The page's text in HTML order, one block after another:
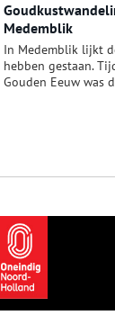
Medemblik
In Medemblik lijkt
hebben gestaan.
Gouden Eeuw was
schilderachtige
kleinste en oudste
West-Friesland.
West-Friese kust: de